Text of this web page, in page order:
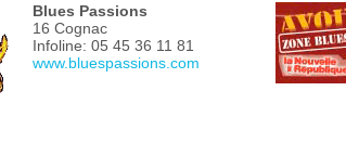
Blues Passions
16 Cognac
Infoline: 05 45 36 11 81
www.bluespassions.com